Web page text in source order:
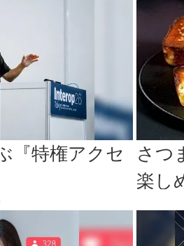
『特権アクセ
さつ
楽し
自然
芋ス